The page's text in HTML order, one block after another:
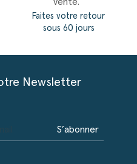
Faites votre retour
sous 60 jours
Newsletter
S’abonner